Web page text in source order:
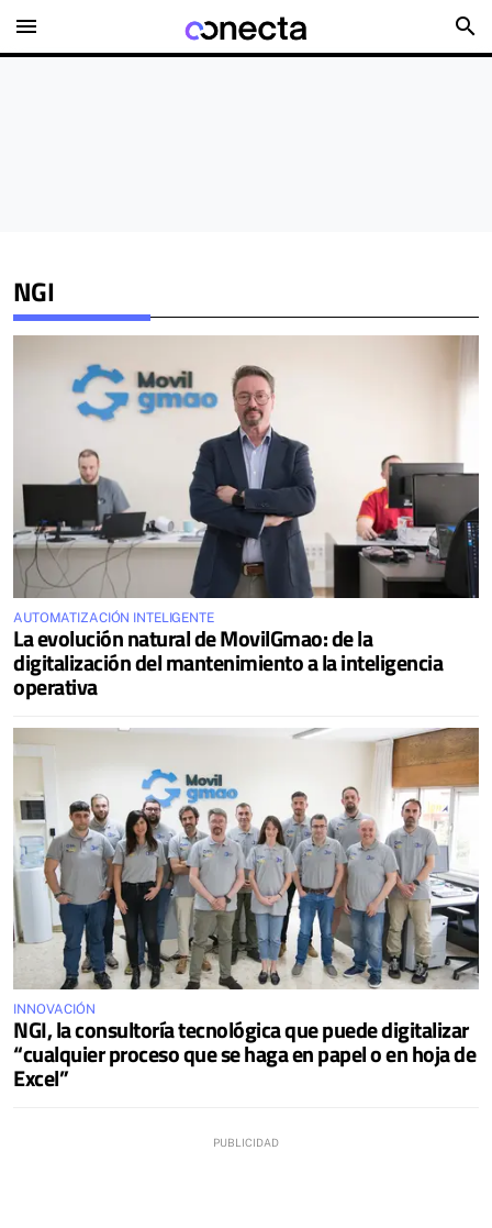
menu search
NGI
AUTOMATIZACIÓN INTELIGENTE
La evolución natural de MovilGmao: de la
digitalización del mantenimiento a la inteligencia
operativa
INNOVACIÓN
NGI, la consultoría tecnológica que puede digitalizar
“cualquier proceso que se haga en papel o en hoja de
Excel”